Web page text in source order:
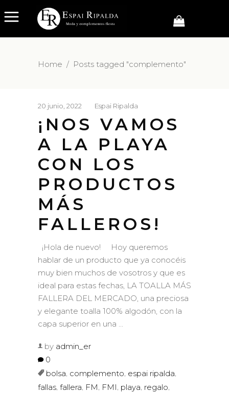
Home / Posts tagged "complemento"
20 junio, 2022 Espai Ripalda
¡NOS VAMOS
A LA PLAYA
CON LOS
PRODUCTOS
MÁS
FALLEROS!
¡Hola de nuevo! Hoy queremos
hablar de un producto que ya conocéis
muy bien muchos de vosotros y que es
ideal para estas fechas, LA TOALLA MÁS
FALLERA DEL MERCADO, una preciosa
y elegante toalla 100% algodón, con la
capa superior en una
by admin_er
0
bolsa complemento espai ripalda
fallas, fallera, FM, FMI, playa, regalo,